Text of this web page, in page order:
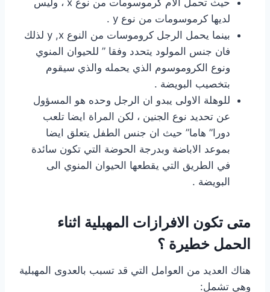
حيث تحمل الام كرموسومات من نوع x ، وليس
لديها كرموسومات من نوع y .
بينما يحمل الرجل كروموسات من النوع y ,x لذلك
فان جنس المولود يتحدد وفقا ” للحيوان المنوي
ونوع الكروموسوم الذي يحمله والذي سيقوم
بتخصيب البويضة .
للوهلة الاولى يبدو ان الرجل وحده هو المسؤول
عن تحديد نوع الجنين ، لكن المراة ايضا تلعب
دورا” هاما” حيث ان جنس الطفل يتعلق ايضا
بموعد الاباضة وبدرجة الحوضة التي تكون سائدة
في الطريق التي يقطعها الحيوان المنوي الى
البويضة .
متى تكون الافرازات المهبلية اثناء
الحمل خطيرة ؟
هناك العديد من العوامل التي قد تسبب بالعدوى المهبلية
وهي تشمل: